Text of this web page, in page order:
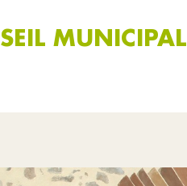
MUNICIPAL